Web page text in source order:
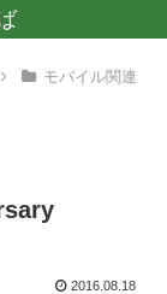
モバイル関連
2016.08.18